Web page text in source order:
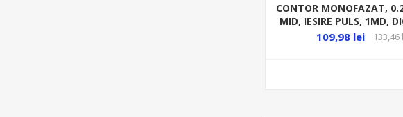
CONTOR MONOFAZAT,
MID, IESIRE PULS, 1MD,
SINA
109,98 lei 133,46